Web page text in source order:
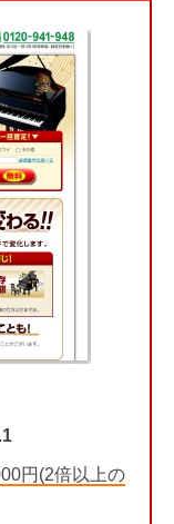
円(2倍以上の